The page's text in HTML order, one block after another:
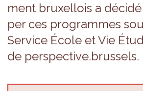
ment bruxel­lois a
per ces pro­grammes
Ser­vice École et Vie
de pers­pec­tive.brus­sels.